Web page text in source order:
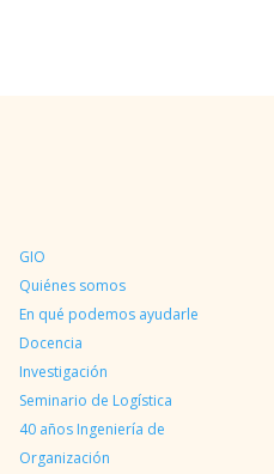
GIO
Quiénes somos
En qué podemos ayudarle
Docencia
Investigación
Seminario de Logística
40 años Ingeniería de
Organización